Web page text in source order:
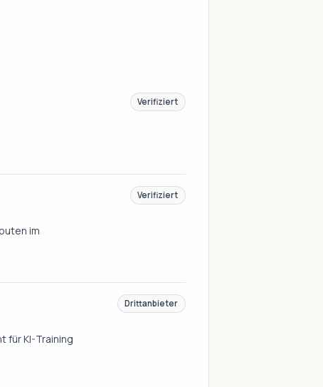
Verifiziert
im
Verifiziert
für KI-Training
Drittanbieter